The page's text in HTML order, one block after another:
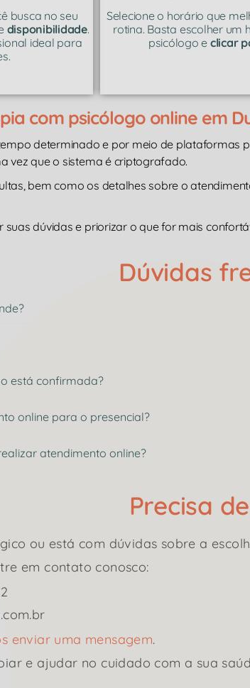
busca no seu
disponibilidade.
ideal para
Selecione o horário que
rotina. Basta escolher um
psicólogo e clicar
com psicólogo online em
determinado e por meio de plataformas
vez que o sistema é criptografado.
bem como os detalhes sobre o
dúvidas e priorizar o que for mais
Dúvidas
está confirmada?
online para o presencial?
atendimento online?
Precisa
ou está com dúvidas sobre a
em contato conosco:
enviar uma mensagem.
e ajudar no cuidado com a sua